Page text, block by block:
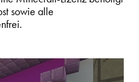
sowie alle